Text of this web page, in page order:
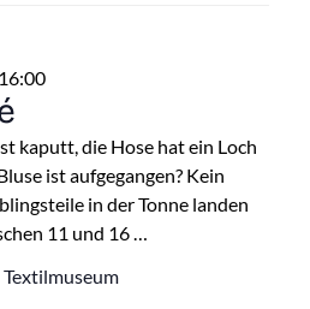
16:00
kaputt, die Hose hat ein Loch
ist aufgegangen? Kein
in der Tonne landen
11 und 16 …
Textilmuseum